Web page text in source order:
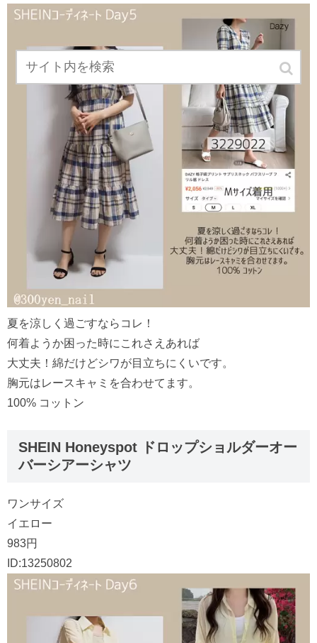
夏を涼しく過ごすならコレ！
何着ようか困った時にこれさえあれば
大丈夫！綿だけどシワが目立ちにくいです。
胸元はレースキャミを合わせてます。
100% コットン
SHEIN Honeyspot ドロップショルダーオー
バーシアーシャツ
ワンサイズ
イエロー
983円
ID:13250802